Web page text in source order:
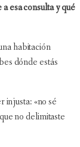
esa consulta y qué
habitación
dónde estás
injusta: «no sé
no delimitaste